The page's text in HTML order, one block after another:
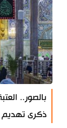
بالصور..
ذكرى تهديم